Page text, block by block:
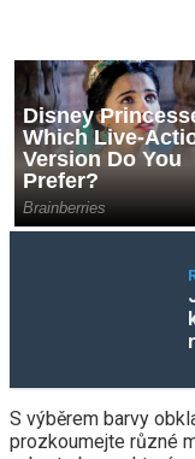
S výběrem barvy
prozkoumejte různé